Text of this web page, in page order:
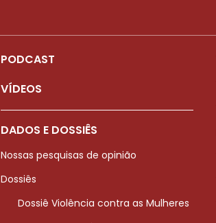
PODCAST
VÍDEOS
DADOS E DOSSIÊS
Nossas pesquisas de opinião
Dossiês
Dossiê Violência contra as Mulheres